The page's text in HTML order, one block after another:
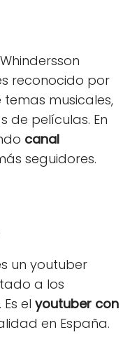
reconocido por
musicales,
de películas. En
canal
seguidores.
un youtuber
a los
el youtuber con
en España.